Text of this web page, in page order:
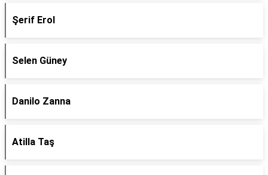
Şerif Erol
Selen Güney
Danilo Zanna
Atilla Taş